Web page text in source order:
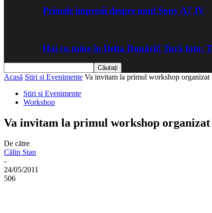
Primele impresii despre noul Sony A7 IV
Hai cu mine în Delta Dunării! Tură foto:
Acasă Stiri si Evenimente Va invitam la primul workshop
Stiri si Evenimente
Workshop
Va invitam la primul workshop
De către
Călin Stan
-
24/05/2011
506